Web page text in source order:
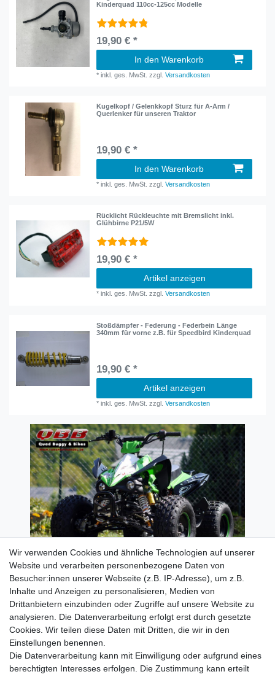
Kinderquad 110cc-125cc Modelle
19,90 € *
In den Warenkorb
*inkl. ges. MwSt. zzgl.Versandkosten
Kugelkopf / Gelenkkopf Sturz für A-Arm /
Querlenker für unseren Traktor
19,90 € *
In den Warenkorb
*inkl. ges. MwSt. zzgl.Versandkosten
Rücklicht Rückleuchte mit Bremslicht inkl.
Glühbirne P21/5W
19,90 € *
Artikel anzeigen
*inkl. ges. MwSt. zzgl.Versandkosten
Stoßdämpfer - Federung - Federbein Länge
340mm für vorne z.B. für Speedbird Kinderquad
19,90 € *
Artikel anzeigen
*inkl. ges. MwSt. zzgl.Versandkosten
Rechtliches
Widerrufsrecht
Datenschutzerklärung
Service
Wir verwenden Cookies und ähnliche Technologien auf unserer
Website und verarbeiten personenbezogene Daten von
Besucher:innen unserer Webseite (z.B. IP-Adresse), um z.B.
Inhalte und Anzeigen zu personalisieren, Medien von
Drittanbietern einzubinden oder Zugriffe auf unsere Website zu
analysieren. Die Datenverarbeitung erfolgt erst durch gesetzte
Cookies. Wir teilen diese Daten mit Dritten, die wir in den
Einstellungen benennen.
Die Datenverarbeitung kann mit Einwilligung oder aufgrund eines
berechtigten Interesses erfolgen. Die Zustimmung kann erteilt